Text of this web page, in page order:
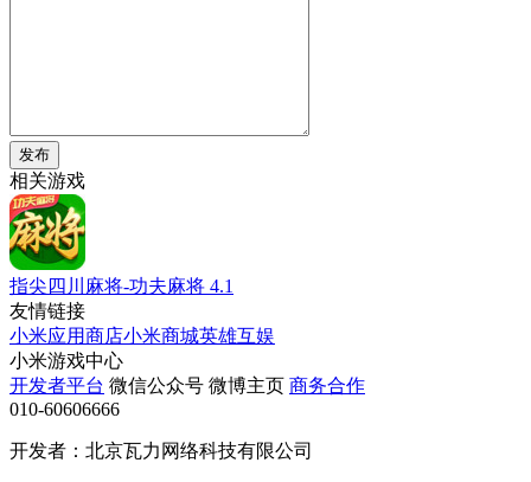
发布
相关游戏
指尖四川麻将-功夫麻将 4.1
友情链接
小米应用商店小米商城英雄互娱
小米游戏中心
开发者平台 微信公众号 微博主页 商务合作
010-60606666
开发者：北京瓦力网络科技有限公司